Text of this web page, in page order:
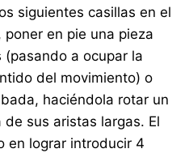
siguientes casillas en el
en pie una pieza
a ocupar la
del movimiento) o
haciéndola rotar un
sus aristas largas. El
en lograr introducir 4